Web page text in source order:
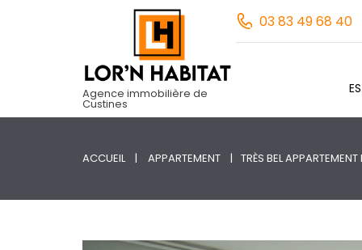
Agence immobilière de
Custines
03 83 49 68 40
ACCUEIL APPARTEMENT TRÈS BEL